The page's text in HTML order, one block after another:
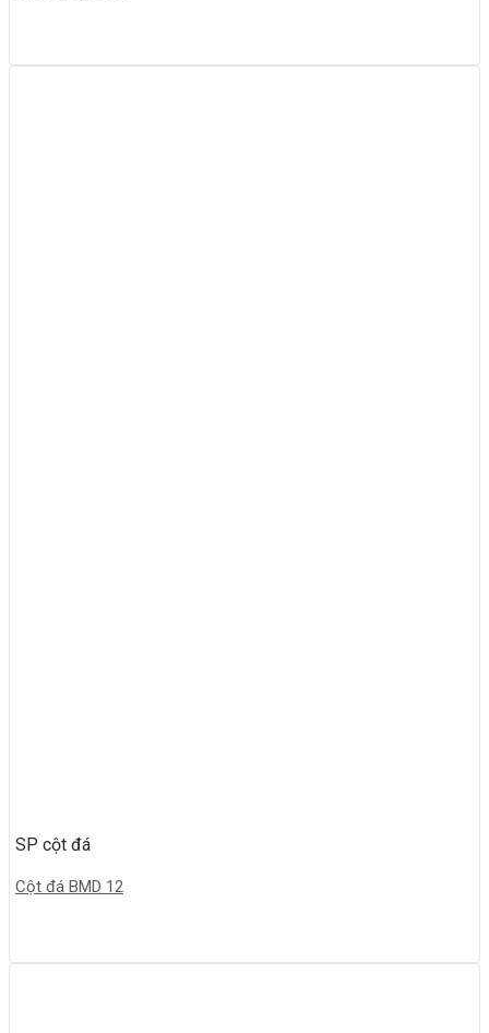
SP cột đá
Cột đá BMD 12